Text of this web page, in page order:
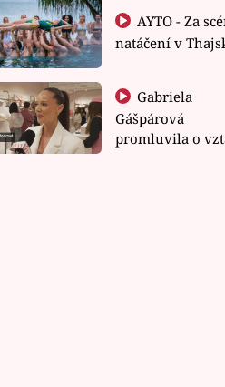
natáčení v
Gabriela
Gášpárová
promluvila o